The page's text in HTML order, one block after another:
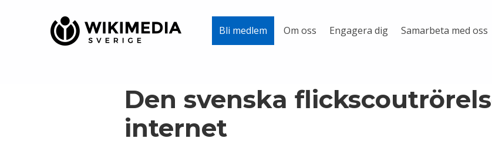
Bli medlem Om oss Engagera dig Samarbeta med oss
Den svenska
internet